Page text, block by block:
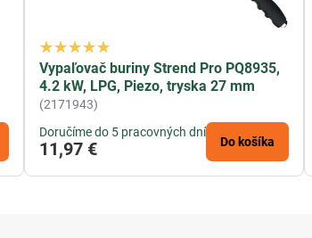
Vypaľovač buriny Strend Pro PQ8935,
4.2 kW, LPG, Piezo, tryska 27 mm
(2171943)
Doručíme do 5 pracovných dní
11,97 € Do košíka